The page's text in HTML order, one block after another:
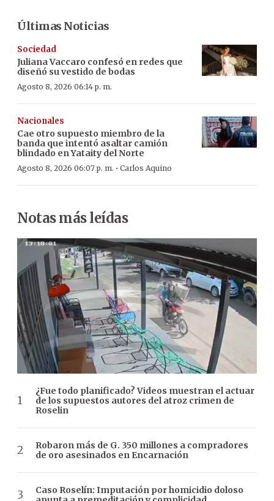
Últimas Noticias
Sociedad
Juliana Vaccaro confesó en redes que
diseñó su vestido de bodas
Agosto 8, 2026 06:14 p. m.
Nacionales
Cae otro supuesto miembro de la
banda que intentó asaltar camión
blindado en Yataity del Norte
Agosto 8, 2026 06:07 p. m. · Carlos Aquino
Notas más leídas
¿Fue todo planificado? Videos muestran el actuar
de los supuestos autores del atroz crimen de
Roselin
Robaron más de G. 350 millones a compradores
de oro asesinados en Encarnación
Caso Roselín: Imputación por homicidio doloso